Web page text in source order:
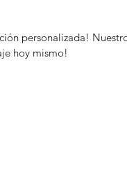
personalizada!
hoy mismo!